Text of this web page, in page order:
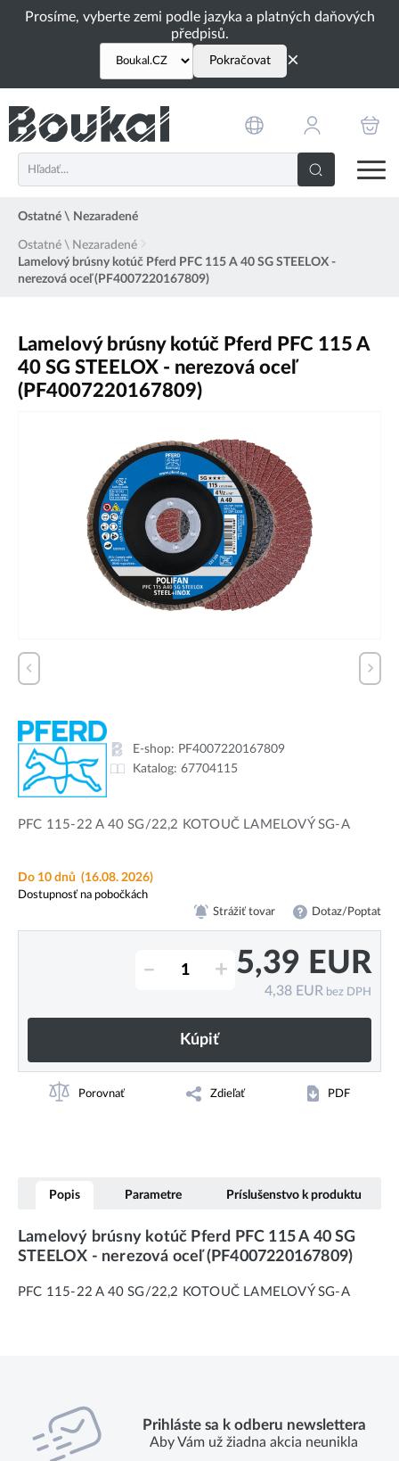
Prosíme, vyberte zemi podle jazyka a platných daňových
předpisů.
Pokračovat ×
Ostatné \ Nezaradené
Ostatné \ Nezaradené
Lamelový brúsny kotúč Pferd PFC 115 A 40 SG STEELOX -
nerezová oceľ (PF4007220167809)
Lamelový brúsny kotúč Pferd PFC 115 A
40 SG STEELOX - nerezová oceľ
(PF4007220167809)
E-shop: PF4007220167809
Katalog: 67704115
PFC 115-22 A 40 SG/22,2 KOTOUČ LAMELOVÝ SG-A
Do 10 dnů (16.08. 2026)
Dostupnosť na pobočkách
Strážiť tovar Dotaz/Poptat
– + 5,39 EUR
4,38 EUR bez DPH
Kúpiť
Porovnať Zdieľať PDF
Popis Parametre Príslušenstvo k produktu
Lamelový brúsny kotúč Pferd PFC 115 A 40 SG
STEELOX - nerezová oceľ (PF4007220167809)
PFC 115-22 A 40 SG/22,2 KOTOUČ LAMELOVÝ SG-A
Prihláste sa k odberu newslettera
Aby Vám už žiadna akcia neunikla